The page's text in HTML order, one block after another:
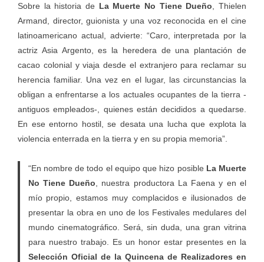
Sobre la historia de La Muerte No Tiene Dueño , Thielen
Armand, director, guionista y una voz reconocida en el cine
latinoamericano actual, advierte: “Caro, interpretada por la
actriz Asia Argento, es la heredera de una plantación de
cacao colonial y viaja desde el extranjero para reclamar su
herencia familiar. Una vez en el lugar, las circunstancias la
obligan a enfrentarse a los actuales ocupantes de la tierra -
antiguos empleados-, quienes están decididos a quedarse.
En ese entorno hostil, se desata una lucha que explota la
violencia enterrada en la tierra y en su propia memoria”.
“En nombre de todo el equipo que hizo posible La Muerte
No Tiene Dueño , nuestra productora La Faena y en el
mío propio, estamos muy complacidos e ilusionados de
presentar la obra en uno de los Festivales medulares del
mundo cinematográfico. Será, sin duda, una gran vitrina
para nuestro trabajo. Es un honor estar presentes en la
Selección Oficial de la Quincena de Realizadores en